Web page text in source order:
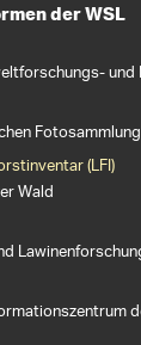
der WSL
(LFI)
Wald